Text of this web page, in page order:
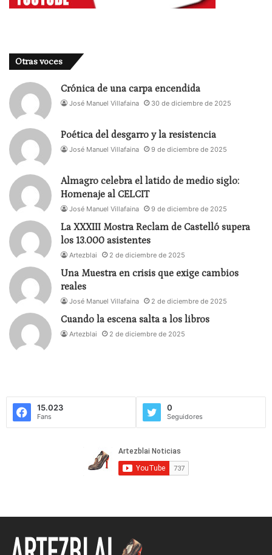
Otras voces
Crónica de una carpa encendida
José Manuel Villafaina 30 de diciembre de 2025
Poética del desgarro y la resistencia
José Manuel Villafaina 9 de diciembre de 2025
Almagro celebra el latido de medio siglo:
Homenaje al CELCIT
José Manuel Villafaina 9 de diciembre de 2025
La XXXIII Mostra Reclam de Castelló supera
los 13.000 asistentes
Artezblai 2 de diciembre de 2025
Una Muestra en crisis que exige cambios
reales
José Manuel Villafaina 2 de diciembre de 2025
Cuando la escena salta a los libros
Artezblai 2 de diciembre de 2025
15.023
Fans
0
Seguidores